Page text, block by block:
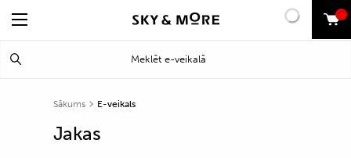
0
Sākums E-veikals
Jakas